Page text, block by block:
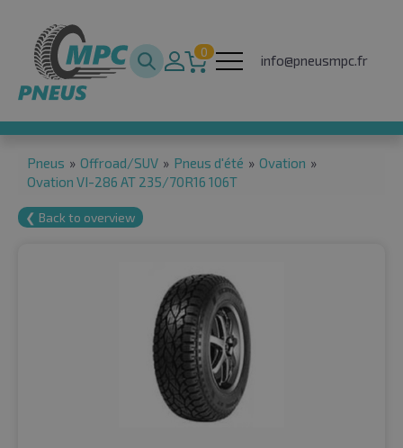
0
info@pneusmpc.fr
Pneus » Offroad/SUV » Pneus d'été » Ovation »
Ovation VI-286 AT 235/70R16 106T
❮ Back to overview